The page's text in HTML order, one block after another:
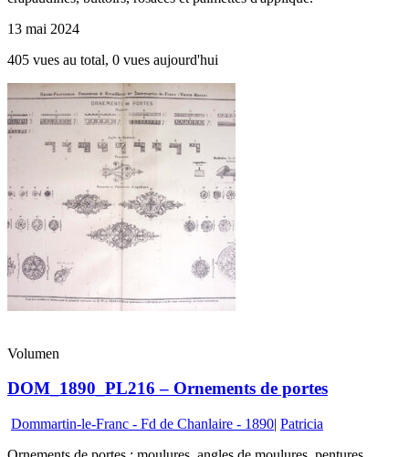
13 mai 2024
405 vues au total, 0 vues aujourd'hui
Volumen
DOM_1890_PL216 – Ornements de portes
Dommartin-le-Franc - Fd de Chanlaire - 1890| Patricia